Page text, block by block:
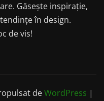
Găsește inspirație,
în design.
de vis!
deWordPress |